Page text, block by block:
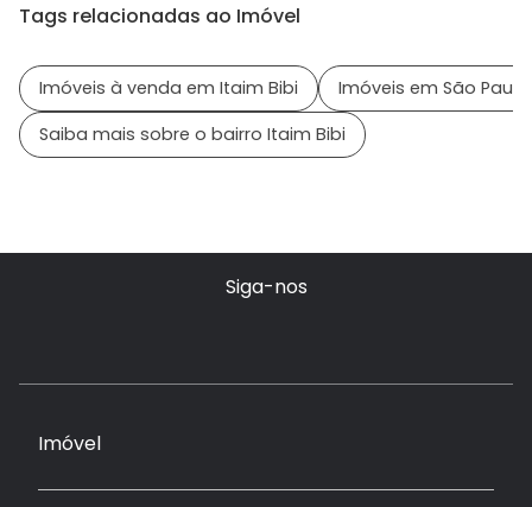
Tags relacionadas ao Imóvel
Imóveis à venda em Itaim Bibi
Imóveis em São Paulo
Saiba mais sobre o bairro Itaim Bibi
Siga-nos
Imóvel